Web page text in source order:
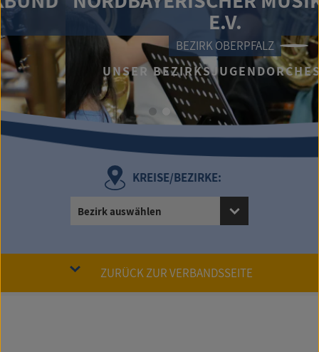
E.V.
BEZIRK OBERPFALZ
UNSER BEZIRKSJUGENDORCHESTER
KREISE/BEZIRKE:
Bezirk auswählen
ZURÜCK ZUR VERBANDSSEITE